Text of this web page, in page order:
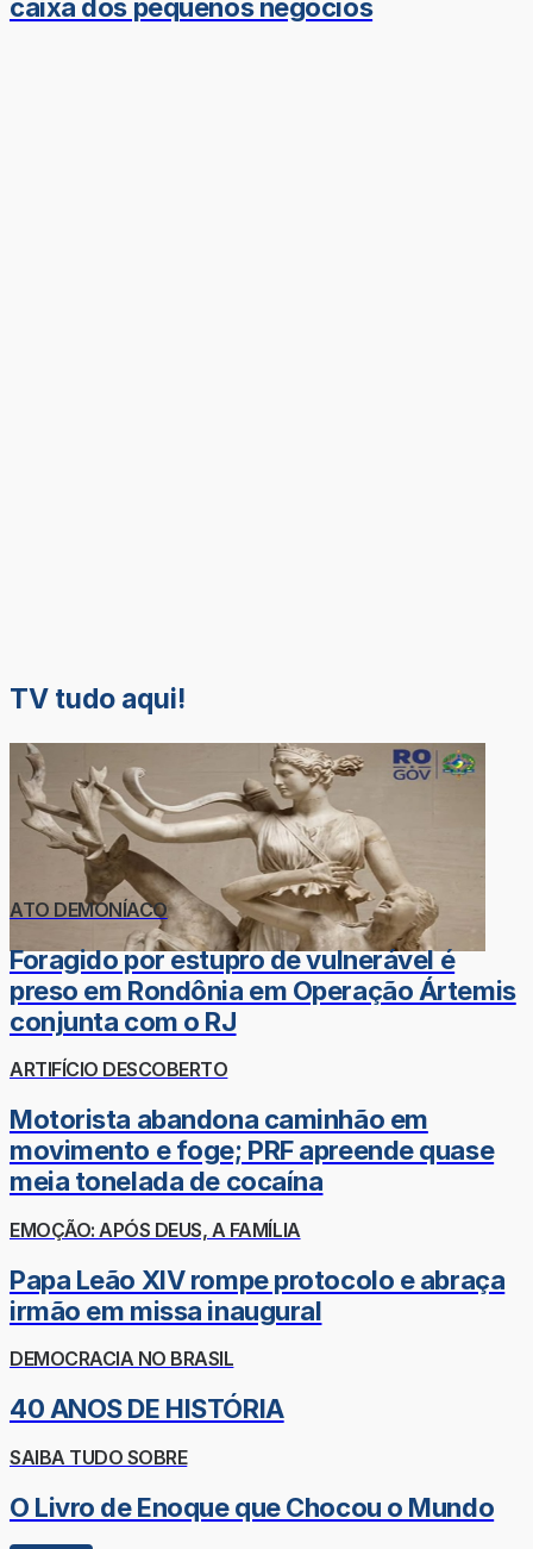
caixa dos pequenos negócios
TV tudo aqui!
ATO DEMONÍACO
Foragido por estupro de vulnerável é
preso em Rondônia em Operação Ártemis
conjunta com o RJ
ARTIFÍCIO DESCOBERTO
Motorista abandona caminhão em
movimento e foge; PRF apreende quase
meia tonelada de cocaína
EMOÇÃO: APÓS DEUS, A FAMÍLIA
Papa Leão XIV rompe protocolo e abraça
irmão em missa inaugural
DEMOCRACIA NO BRASIL
40 ANOS DE HISTÓRIA
SAIBA TUDO SOBRE
O Livro de Enoque que Chocou o Mundo